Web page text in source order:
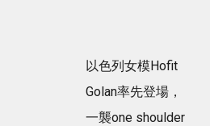
以色列女模Hofit
Golan率先登場，
一襲one shoulder